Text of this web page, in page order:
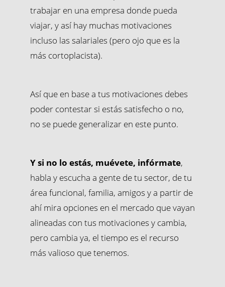
trabajar en una empresa donde pueda
viajar, y así hay muchas motivaciones
incluso las salariales (pero ojo que es la
más cortoplacista).
Así que en base a tus motivaciones debes
poder contestar si estás satisfecho o no,
no se puede generalizar en este punto.
Y si no lo estás, muévete, infórmate,
habla y escucha a gente de tu sector, de tu
área funcional, familia, amigos y a partir de
ahí mira opciones en el mercado que vayan
alineadas con tus motivaciones y cambia,
pero cambia ya, el tiempo es el recurso
más valioso que tenemos.